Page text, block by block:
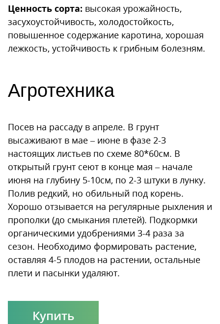
Ценность сорта: высокая урожайность,
засухоустойчивость, холодостойкость,
повышенное содержание каротина, хорошая
лежкость, устойчивость к грибным болезням.
Агротехника
Посев на рассаду в апреле. В грунт
высаживают в мае – июне в фазе 2-3
настоящих листьев по схеме 80*60см. В
открытый грунт сеют в конце мая – начале
июня на глубину 5-10см, по 2-3 штуки в лунку.
Полив редкий, но обильный под корень.
Хорошо отзывается на регулярные рыхления и
прополки (до смыкания плетей). Подкормки
органическими удобрениями 3-4 раза за
сезон. Необходимо формировать растение,
оставляя 4-5 плодов на растении, остальные
плети и пасынки удаляют.
Купить